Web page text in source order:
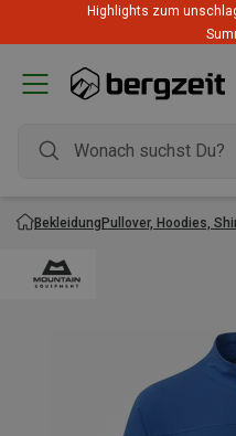
Highlights zum
BekleidungPullover, Hoodies,